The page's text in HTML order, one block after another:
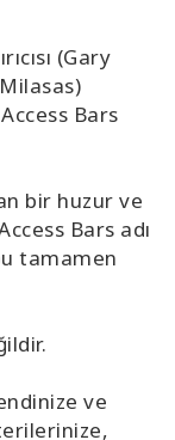
(Gary
Bars
bir huzur ve
Bars adı
tamamen
ve